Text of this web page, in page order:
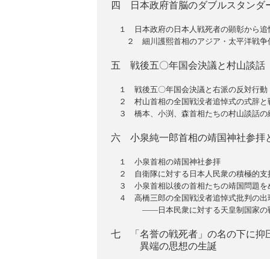
四 日本政府首脳のダブルスタンダ
１ 日本政府の日本人戦死者の顕彰から追
２ 細川護熙首相のアジア・太平洋戦争
五 戦後五〇年国会決議と村山談話
１ 戦後五〇年国会決議と右派の反対行動
２ 村山首相の全国戦没者追悼式の式辞と
３ 橋本、小渕、森首相たちの村山談話の
六 小泉純一郎首相の靖国神社参拝
１ 小泉首相の靖国神社参拝
２ 自衛隊に対する日本人民衆の積極的支
３ 小泉首相以後の首相たちの靖国問題を
４ 高橋三郎の全国戦没者追悼式批判の出
――日本民衆に対する天皇制国家の戦
七 「名誉の戦死者」の名の下に抑
異端の思想の生誕